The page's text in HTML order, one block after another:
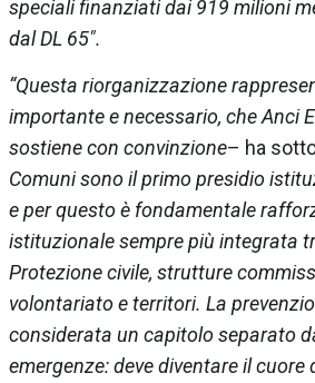
speciali finanziati dai 919 milioni
dal DL 65″.
“Questa riorganizzazione
importante e necessario, che Anci
sostiene con convinzione– ha
Comuni sono il primo presidio
e per questo è fondamentale
istituzionale sempre più integrata
Protezione civile, strutture
volontariato e territori. La
considerata un capitolo separato
emergenze: deve diventare il cuore